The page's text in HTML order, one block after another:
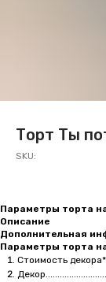
Торт Ты
SKU:
Параметры торта
Описание
Дополнительная
Параметры торта
Стоимость